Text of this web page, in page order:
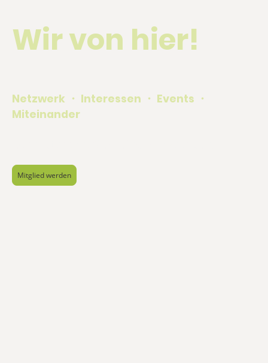
Wir von hier!
Netzwerk ・ Interessen ・ Events ・
Miteinander
Mitglied werden